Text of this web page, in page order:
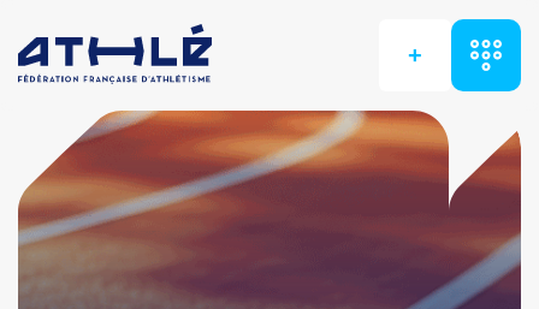
+